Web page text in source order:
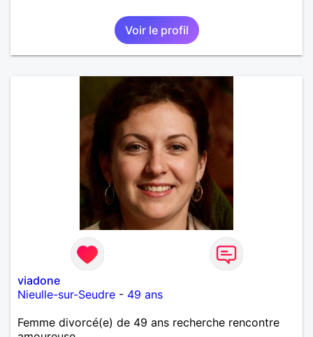
Voir le profil
viadone
Nieulle-sur-Seudre - 49 ans
Femme divorcé(e) de 49 ans recherche rencontre